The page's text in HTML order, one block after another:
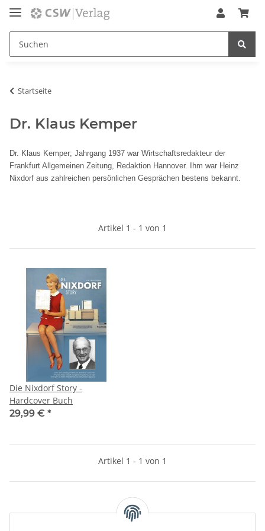
Startseite
Dr. Klaus Kemper
Dr. Klaus Kemper; Jahrgang 1937 war Wirtschaftsredakteur der
Frankfurt Allgemeinen Zeitung, Redaktion Hannover. Ihm war Heinz
Nixdorf aus zahlreichen persönlichen Gesprächen bestens bekannt.
Artikel 1 - 1 von 1
Die Nixdorf Story -
Hardcover Buch
29,99 € *
Artikel 1 - 1 von 1